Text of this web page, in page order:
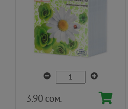
3.90 сом.